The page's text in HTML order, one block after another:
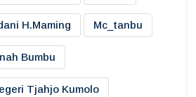
H.maming Mc_tanbu
Bumbu
Tjahjo Kumolo